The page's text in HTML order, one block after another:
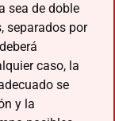
sea de doble
separados por
caso, la
se
y la